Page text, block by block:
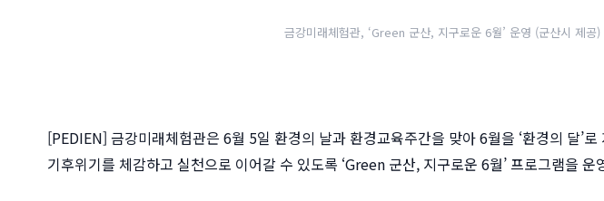
금강미래체험관, ‘Green 군산, 지구로운 6월’ 운영 (군산시 제공)
[PEDIEN] 금강미래체험관은 6월 5일 환경의 날과 환경교육주간을 맞아 6월을 ‘환경의 달’
기후위기를 체감하고 실천으로 이어갈 수 있도록 ‘Green 군산, 지구로운 6월’ 프로그램을 운